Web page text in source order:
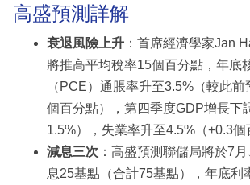
高盛預測詳解
衰退風險上升 ：首席經濟學家Jan
將推高平均稅率15個百分點，年底
（PCE）通脹率升至3.5%（較此
個百分點），第四季度GDP增長下
1.5%），失業率升至4.5%（+0.3個
減息三次 ：高盛預測聯儲局將於7
息25基點（合計75基點），年底利